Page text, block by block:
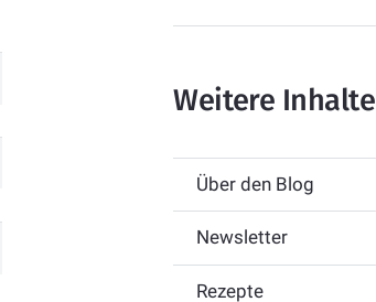
Weitere Inhalte
Über den Blog
Newsletter
Rezepte